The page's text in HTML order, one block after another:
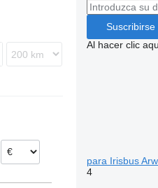
Suscribirse
Al hacer clic
para Irisbus
4